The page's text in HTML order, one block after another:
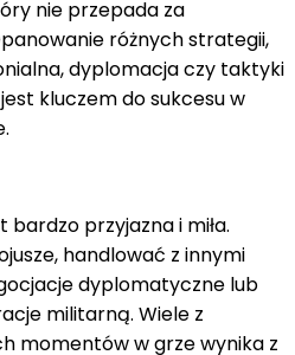
nie przepada za
różnych strategii,
dyplomacja czy taktyki
kluczem do sukcesu w
bardzo przyjazna i miła.
handlować z innymi
dyplomatyczne lub
militarną. Wiele z
momentów w grze wynika z